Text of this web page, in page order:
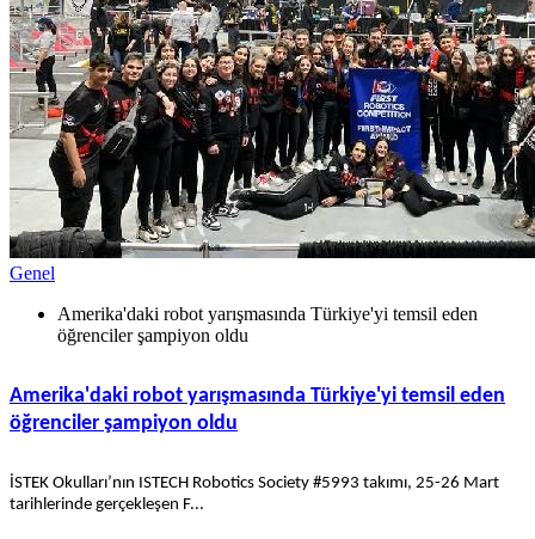
Genel
Amerika'daki robot yarışmasında Türkiye'yi temsil eden
öğrenciler şampiyon oldu
Amerika'daki robot yarışmasında Türkiye'yi temsil eden
öğrenciler şampiyon oldu
İSTEK Okulları’nın ISTECH Robotics Society #5993 takımı, 25-26 Mart
tarihlerinde gerçekleşen F...